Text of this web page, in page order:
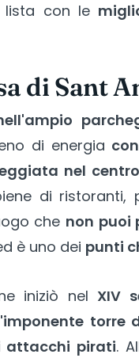
lista con le
di Sant
di energia
nel
di
che non puoi
è uno dei punti
iniziò nel XIV
torre
attacchi pirati.